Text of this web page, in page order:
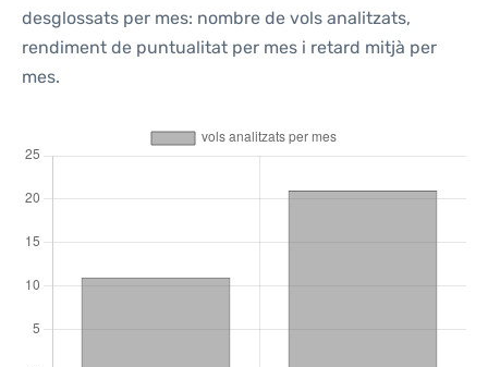
desglossats per mes: nombre de vols analitzats,
rendiment de puntualitat per mes i retard mitjà per
mes.